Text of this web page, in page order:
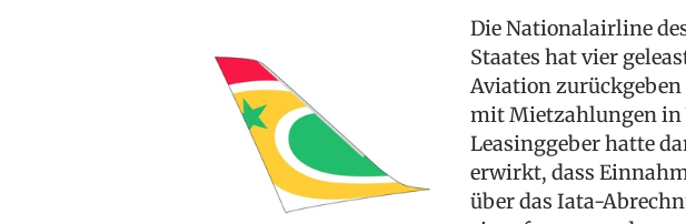
Die Nationalairline
Staates hat vier
Aviation zurückgeben
mit Mietzahlungen in
Leasinggeber hatte
erwirkt, dass
über das Iata-